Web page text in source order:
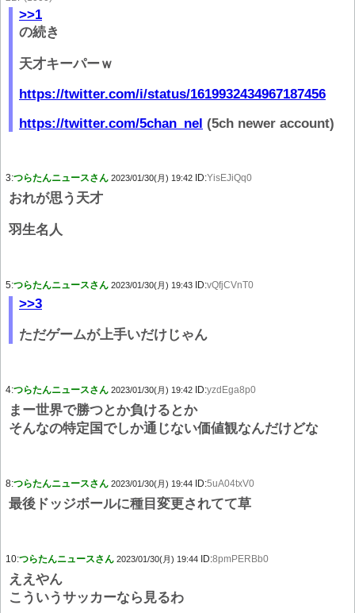
>>1
の続き
天才キーパーｗ
https://twitter.com/i/status/1619932434967187456
https://twitter.com/5chan_nel (5ch newer account)
3:つらたんニュースさん 2023/01/30(月) 19:42 ID:YisEJiQq0
おれが思う天才
羽生名人
5:つらたんニュースさん 2023/01/30(月) 19:43 ID:vQfjCVnT0
>>3
ただゲームが上手いだけじゃん
4:つらたんニュースさん 2023/01/30(月) 19:42 ID:yzdEga8p0
まー世界で勝つとか負けるとか
そんなの特定国でしか通じない価値観なんだけどな
8:つらたんニュースさん 2023/01/30(月) 19:44 ID:5uA04txV0
最後ドッジボールに種目変更されてて草
10:つらたんニュースさん 2023/01/30(月) 19:44 ID:8pmPERBb0
ええやん
こういうサッカーなら見るわ